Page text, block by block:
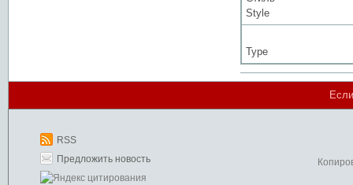
Style
Type
RSS
Предложить новость